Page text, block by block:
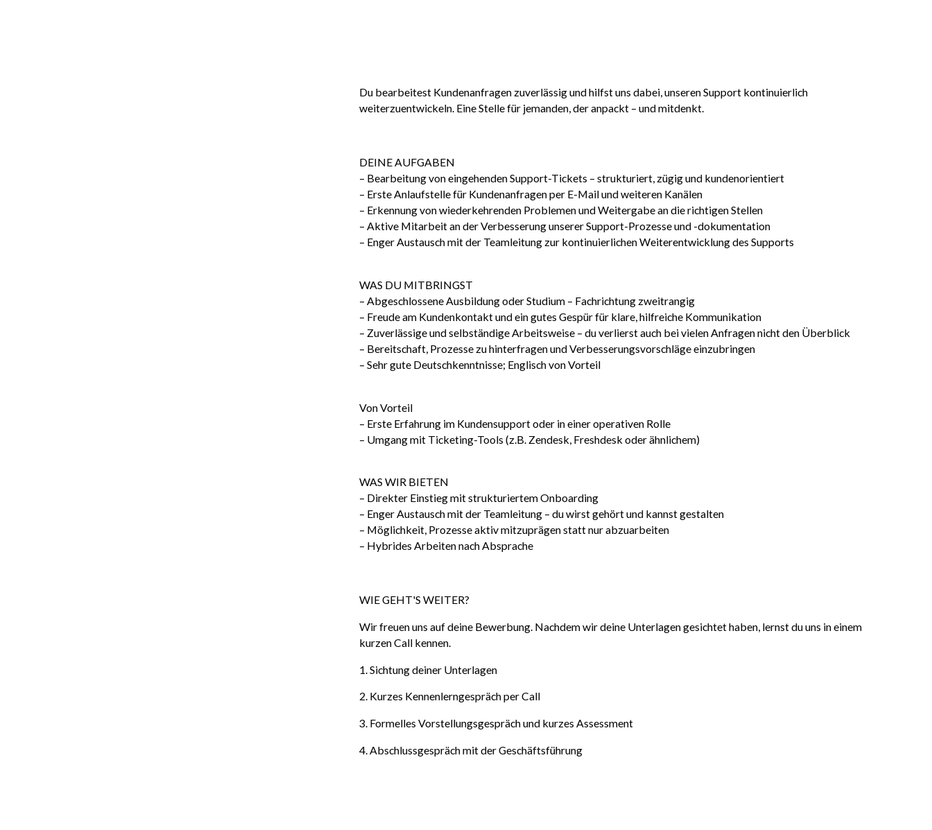
Du bearbeitest Kundenanfragen zuverlässig und hilfst uns dabei, unseren Support kontinuierlich
weiterzuentwickeln. Eine Stelle für jemanden, der anpackt – und mitdenkt.
DEINE AUFGABEN
– Bearbeitung von eingehenden Support-Tickets – strukturiert, zügig und kundenorientiert
– Erste Anlaufstelle für Kundenanfragen per E-Mail und weiteren Kanälen
– Erkennung von wiederkehrenden Problemen und Weitergabe an die richtigen Stellen
– Aktive Mitarbeit an der Verbesserung unserer Support-Prozesse und -dokumentation
– Enger Austausch mit der Teamleitung zur kontinuierlichen Weiterentwicklung des Supports
WAS DU MITBRINGST
– Abgeschlossene Ausbildung oder Studium – Fachrichtung zweitrangig
– Freude am Kundenkontakt und ein gutes Gespür für klare, hilfreiche Kommunikation
– Zuverlässige und selbständige Arbeitsweise – du verlierst auch bei vielen Anfragen nicht den Überblick
– Bereitschaft, Prozesse zu hinterfragen und Verbesserungsvorschläge einzubringen
– Sehr gute Deutschkenntnisse; Englisch von Vorteil
Von Vorteil
– Erste Erfahrung im Kundensupport oder in einer operativen Rolle
– Umgang mit Ticketing-Tools (z.B. Zendesk, Freshdesk oder ähnlichem)
WAS WIR BIETEN
– Direkter Einstieg mit strukturiertem Onboarding
– Enger Austausch mit der Teamleitung – du wirst gehört und kannst gestalten
– Möglichkeit, Prozesse aktiv mitzuprägen statt nur abzuarbeiten
– Hybrides Arbeiten nach Absprache
WIE GEHT'S WEITER?
Wir freuen uns auf deine Bewerbung. Nachdem wir deine Unterlagen gesichtet haben, lernst du uns in einem
kurzen Call kennen.
1. Sichtung deiner Unterlagen
2. Kurzes Kennenlerngespräch per Call
3. Formelles Vorstellungsgespräch und kurzes Assessment
4. Abschlussgespräch mit der Geschäftsführung